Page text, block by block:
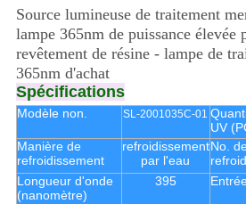
Source lumineuse de traitement
lampe 365nm de puissance élevée
revêtement de résine - lampe de
365nm d'achat
Spécifications
Modèle non. SL-2001035C-01
UV
Manière de
refroidissement
refroidissement
par l'eau
No.
Longueur d'onde
(nanomètre)
395